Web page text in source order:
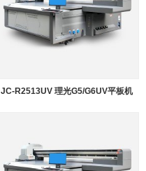
JC-R2513UV 理光G5/G6UV平板机